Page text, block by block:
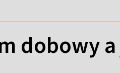
dobowy